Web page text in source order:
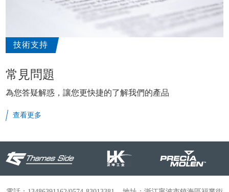
技術支持
常見問題
為您答疑解惑，讓您更快捷的了解我們的產品
查看更多